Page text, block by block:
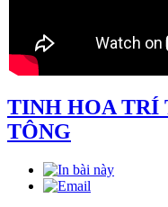
TINH HOA TRÍ
TÔNG